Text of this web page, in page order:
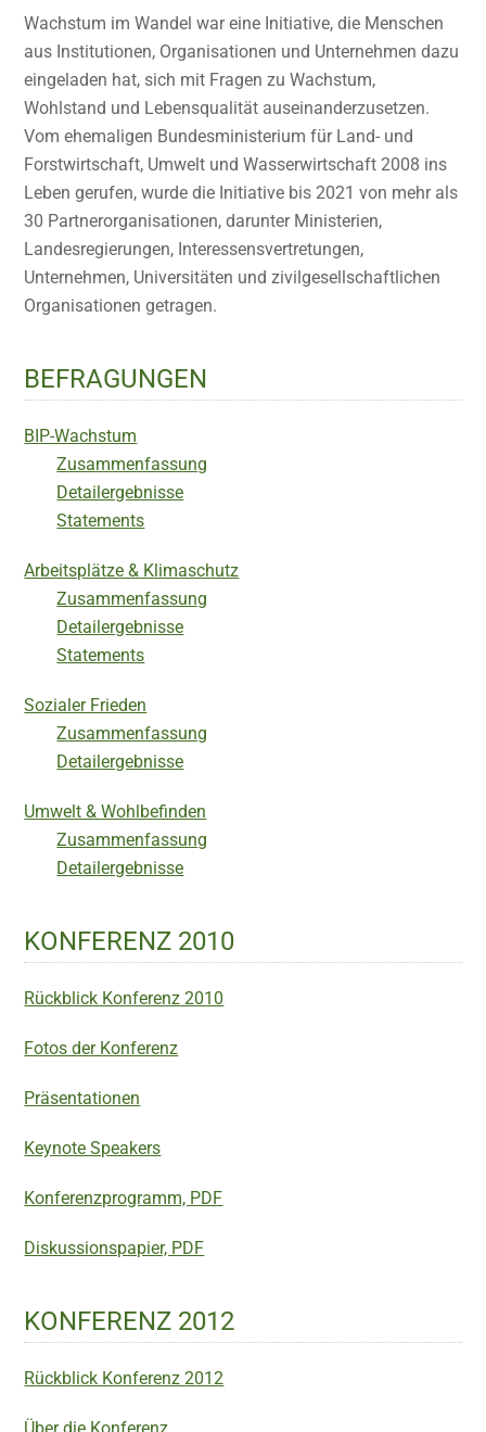
Wachstum im Wandel war eine Initiative, die Menschen
aus Institutionen, Organisationen und Unternehmen dazu
eingeladen hat, sich mit Fragen zu Wachstum,
Wohlstand und Lebensqualität auseinanderzusetzen.
Vom ehemaligen Bundesministerium für Land- und
Forstwirtschaft, Umwelt und Wasserwirtschaft 2008 ins
Leben gerufen, wurde die Initiative bis 2021 von mehr als
30 Partnerorganisationen, darunter Ministerien,
Landesregierungen, Interessensvertretungen,
Unternehmen, Universitäten und zivilgesellschaftlichen
Organisationen getragen.
BEFRAGUNGEN
BIP-Wachstum
Zusammenfassung
Detailergebnisse
Statements
Arbeitsplätze & Klimaschutz
Zusammenfassung
Detailergebnisse
Statements
Sozialer Frieden
Zusammenfassung
Detailergebnisse
Umwelt & Wohlbefinden
Zusammenfassung
Detailergebnisse
KONFERENZ 2010
Rückblick Konferenz 2010
Fotos der Konferenz
Präsentationen
Keynote Speakers
Konferenzprogramm, PDF
Diskussionspapier, PDF
KONFERENZ 2012
Rückblick Konferenz 2012